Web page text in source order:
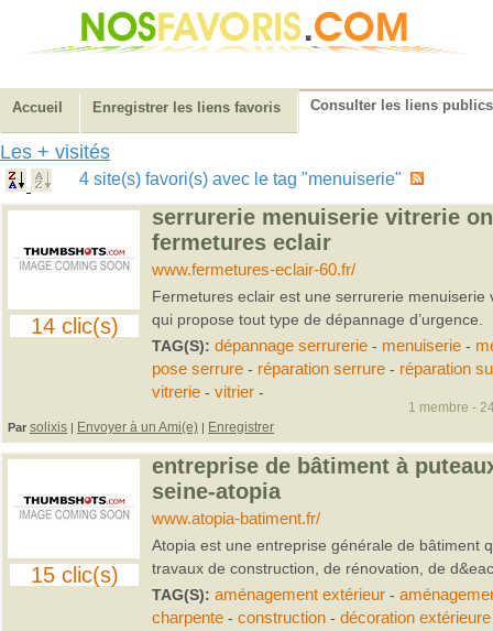
Accueil Enregistrer les liens favoris Consulter les liens publics
Les + visités
4 site(s) favori(s) avec le tag "menuiserie"
14 clic(s)
serrurerie menuiserie vitrerie
fermetures eclair
www.fermetures-eclair-60.fr/
Fermetures eclair est une serrurerie menuiserie
qui propose tout type de dépannage d’urgence.
TAG(S): dépannage serrurerie- menuiserie-
pose serrure- réparation serrure- réparation
vitrerie- vitrier-
Par solixis | Envoyer à un Ami(e) | Enregistrer
1 membre -
15 clic(s)
entreprise de bâtiment à
seine-atopia
www.atopia-batiment.fr/
Atopia est une entreprise générale de bâtiment
travaux de construction, de rénovation, de
TAG(S): aménagement extérieur-
charpente- construction- décoration extérieure